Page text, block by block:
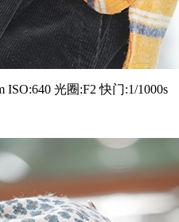
ISO:640 光圈:F2 快门:1/1000s